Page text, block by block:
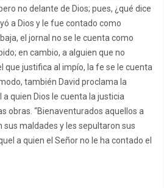
no delante de Dios; pues, ¿qué dice
a Dios y le fue contado como
el jornal no se le cuenta como
en cambio, a alguien que no
que justifica al impío, la fe se le cuenta
también David proclama la
quien Dios le cuenta la justicia
obras. “Bienaventurados aquellos a
sus maldades y les sepultaron sus
a quien el Señor no le ha contado el